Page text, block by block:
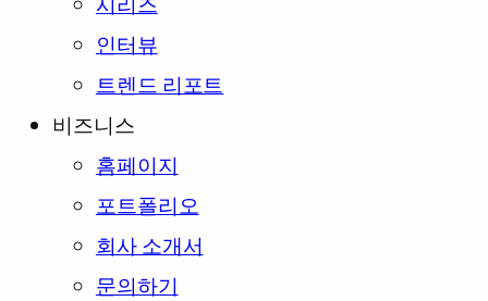
인터뷰
트렌드 리포트
비즈니스
홈페이지
포트폴리오
회사 소개서
문의하기